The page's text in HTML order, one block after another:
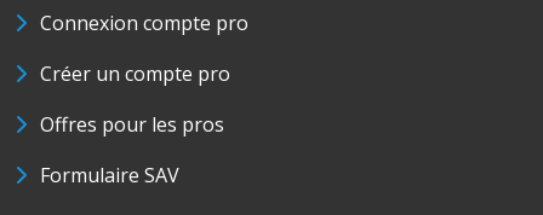
Connexion compte pro
Créer un compte pro
Offres pour les pros
Formulaire SAV